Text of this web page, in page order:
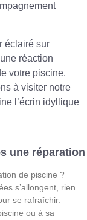
éclairé sur
réaction
votre piscine.
à visiter notre
l’écrin idyllique
une réparation
de piscine ?
s’allongent, rien
se rafraîchir.
ou à sa